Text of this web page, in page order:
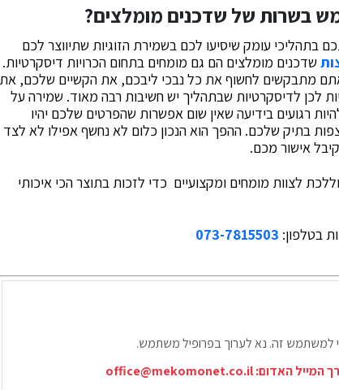
בשרות של שדכנים מומלצים?
בתהליכי עומק שיסיעו לכם בשמירת הזוגיות שתיווצר לכם
שדכנים מומלצים הם גם מומחים בתחום הכרויות דיסקרטיות.
מתבקשים לחשוף את כל נבכי ליבכם, את הקשיים שלכם, את
לכן לדיסקרטיות שבתהליך יש חשיבות רבה מאוד. שמירה על
רגועים בידיעה שאין שום אפשרות שהפרטים שלכם יהיו
בתיק שלכם. ההפך הוא הנכון כלום לא נחשף אפילו לא לצד
אישור מכם.
לצוות מומחים ומקצועיים כדי לזכות בתוצר הכי איכותי
בטלפון: 073-7815503
למשתמש זה. נא לערוך בפרופיל משתמש.
המייל האדום:office@mekomonet.co.il